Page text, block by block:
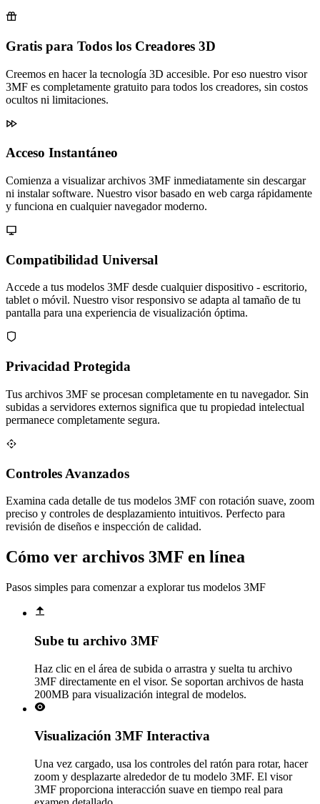
Gratis para Todos los Creadores 3D
Creemos en hacer la tecnología 3D accesible. Por eso nuestro visor
3MF es completamente gratuito para todos los creadores, sin costos
ocultos ni limitaciones.
Acceso Instantáneo
Comienza a visualizar archivos 3MF inmediatamente sin descargar
ni instalar software. Nuestro visor basado en web carga rápidamente
y funciona en cualquier navegador moderno.
Compatibilidad Universal
Accede a tus modelos 3MF desde cualquier dispositivo - escritorio,
tablet o móvil. Nuestro visor responsivo se adapta al tamaño de tu
pantalla para una experiencia de visualización óptima.
Privacidad Protegida
Tus archivos 3MF se procesan completamente en tu navegador. Sin
subidas a servidores externos significa que tu propiedad intelectual
permanece completamente segura.
Controles Avanzados
Examina cada detalle de tus modelos 3MF con rotación suave, zoom
preciso y controles de desplazamiento intuitivos. Perfecto para
revisión de diseños e inspección de calidad.
Cómo ver archivos 3MF en línea
Pasos simples para comenzar a explorar tus modelos 3MF
Sube tu archivo 3MF
Haz clic en el área de subida o arrastra y suelta tu archivo
3MF directamente en el visor. Se soportan archivos de hasta
200MB para visualización integral de modelos.
Visualización 3MF Interactiva
Una vez cargado, usa los controles del ratón para rotar, hacer
zoom y desplazarte alrededor de tu modelo 3MF. El visor
3MF proporciona interacción suave en tiempo real para